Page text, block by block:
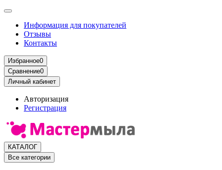
Информация для покупателей
Отзывы
Контакты
Избранное0
Сравнение0
Личный кабинет
Авторизация
Регистрация
КАТАЛОГ
Все категории